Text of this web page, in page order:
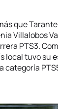
que
Villalobos
PTS3.
local tuvo su
categoría